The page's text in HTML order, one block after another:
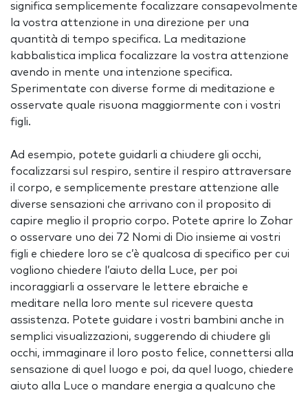
significa semplicemente focalizzare consapevolmente
la vostra attenzione in una direzione per una
quantità di tempo specifica. La meditazione
kabbalistica implica focalizzare la vostra attenzione
avendo in mente una intenzione specifica.
Sperimentate con diverse forme di meditazione e
osservate quale risuona maggiormente con i vostri
figli.
Ad esempio, potete guidarli a chiudere gli occhi,
focalizzarsi sul respiro, sentire il respiro attraversare
il corpo, e semplicemente prestare attenzione alle
diverse sensazioni che arrivano con il proposito di
capire meglio il proprio corpo. Potete aprire lo Zohar
o osservare uno dei 72 Nomi di Dio insieme ai vostri
figli e chiedere loro se c’è qualcosa di specifico per cui
vogliono chiedere l’aiuto della Luce, per poi
incoraggiarli a osservare le lettere ebraiche e
meditare nella loro mente sul ricevere questa
assistenza. Potete guidare i vostri bambini anche in
semplici visualizzazioni, suggerendo di chiudere gli
occhi, immaginare il loro posto felice, connettersi alla
sensazione di quel luogo e poi, da quel luogo, chiedere
aiuto alla Luce o mandare energia a qualcuno che